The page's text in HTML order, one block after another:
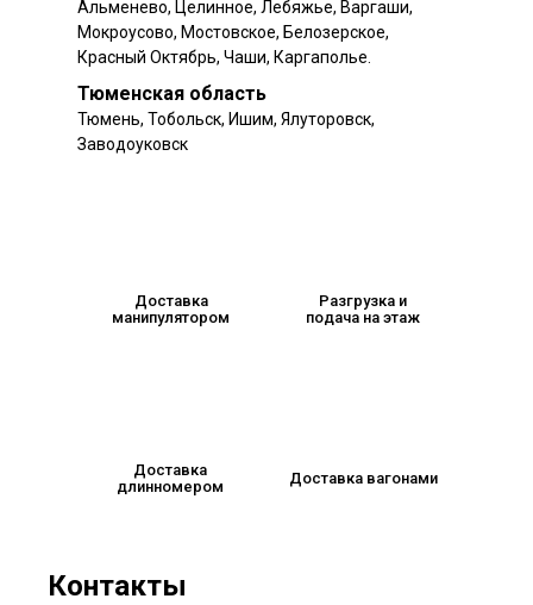
Тюменская область
Альменево, Целинное, Лебяжье, Варгаши,
Мокроусово, Мостовское, Белозерское,
Красный Октябрь, Чаши, Каргаполье.
Тюмень, Тобольск, Ишим, Ялуторовск,
Заводоуковск
Доставка
манипулятором
Доставка
длинномером
Разгрузка и
подача на этаж
Доставка вагонами
Контакты